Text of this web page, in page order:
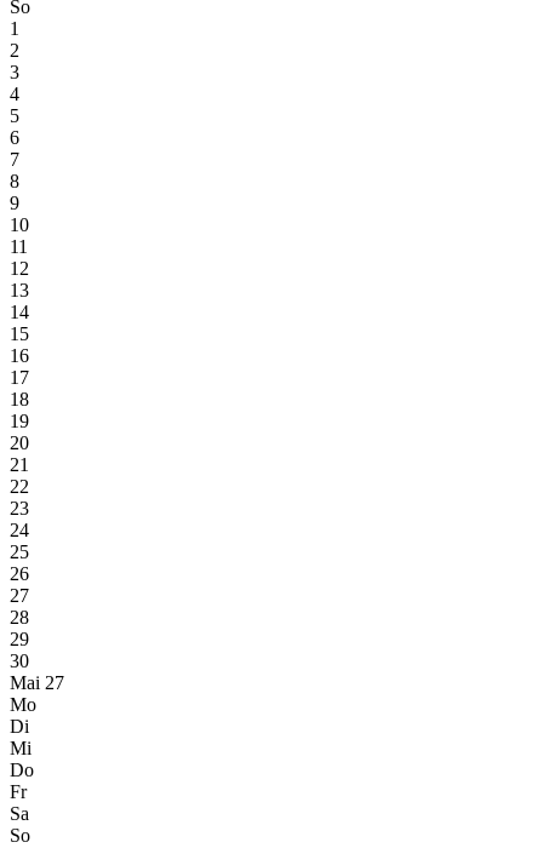
So
1
2
3
4
5
6
7
8
9
10
11
12
13
14
15
16
17
18
19
20
21
22
23
24
25
26
27
28
29
30
Mai 27
Mo
Di
Mi
Do
Fr
Sa
So